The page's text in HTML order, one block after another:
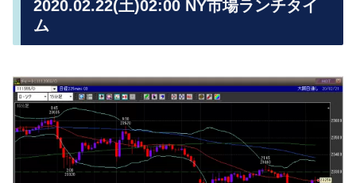
2020.02.22(土)02:00 NY市場ランチタイ
ム